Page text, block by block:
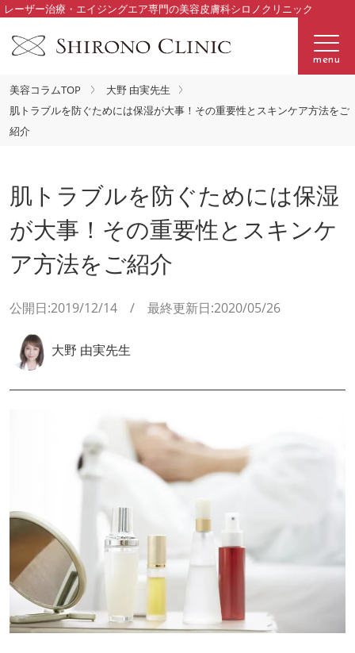
レーザー治療・エイジングエア専門の美容皮膚科シロノクリニック
menu
美容コラムTOP
大野 由実先生
肌トラブルを防ぐためには保湿が大事！その重要性とスキンケア方法をご
紹介
肌トラブルを防ぐためには保湿
が大事！その重要性とスキンケ
ア方法をご紹介
公開日:2019/12/14 / 最終更新日:2020/05/26
大野 由実先生